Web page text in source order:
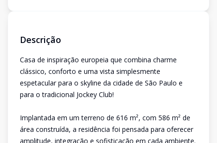
Descrição
Casa de inspiração europeia que combina charme
clássico, conforto e uma vista simplesmente
espetacular para o skyline da cidade de São Paulo e
para o tradicional Jockey Club!
Implantada em um terreno de 616 m², com 586 m² de
área construída, a residência foi pensada para oferecer
amplitude, integração e sofisticação em cada ambiente.